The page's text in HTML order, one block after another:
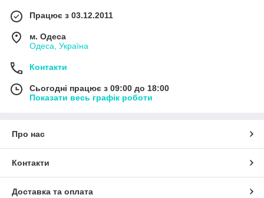
Працює з 03.12.2011
м. Одеса
Одеса, Україна
Контакти
Сьогодні працює з 09:00 до 18:00
Показати весь графік роботи
Про нас
Контакти
Доставка та оплата